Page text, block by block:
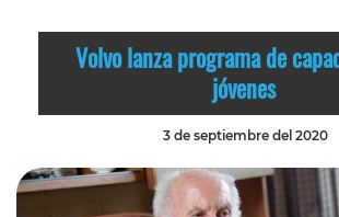
Volvo lanza programa de
jóvenes
3 de septiembre del 2020